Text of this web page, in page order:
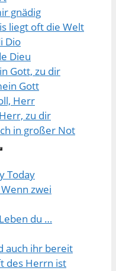
gnädig
liegt oft die Welt
Dio
Dieu
Gott, zu dir
Gott
Herr
zu dir
in großer Not
Today
zwei
du …
auch ihr bereit
des Herrn ist